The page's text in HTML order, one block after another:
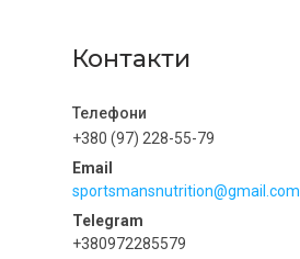
Контакти
+380 (97) 228-55-79
sportsmansnutrition@gmail.com
+380972285579